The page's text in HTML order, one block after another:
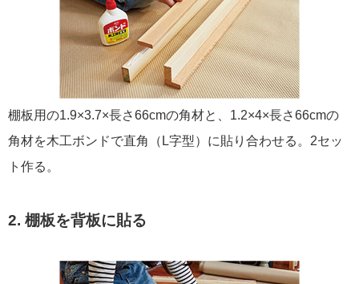
棚板用の1.9×3.7×長さ66cmの角材と、1.2×4×長さ66cmの
角材を木工ボンドで直角（L字型）に貼り合わせる。2セッ
ト作る。
2. 棚板を背板に貼る